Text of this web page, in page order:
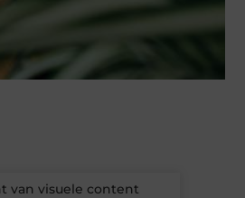
van visuele content